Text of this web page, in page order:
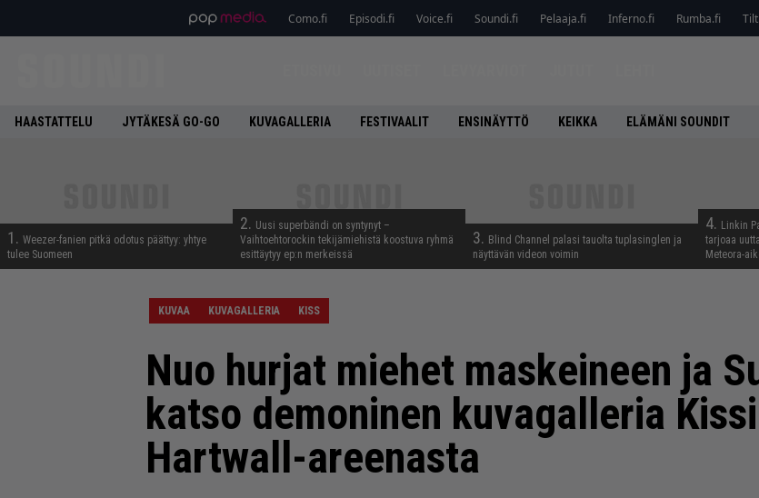
Como.fi Episodi.fi Voice.fi Soundi.fi Pelaaja.fi Inferno.fi Rumba.fi
HAASTATTELU JYTÄKESÄ GO-GO KUVAGALLERIA FESTIVAALIT ENSINÄYTTÖ KEIKKA ELÄMÄNI SOUNDIT
1. Weezer-fanien pitkä odotus päättyy: yhtye
tulee Suomeen
2. Uusi superbändi on syntynyt –
Vaihtoehtorockin tekijämiehistä koostuva ryhmä
esittäytyy ep:n merkeissä
3. Blind Channel palasi tauolta tuplasinglen ja
näyttävän videon voimin
4. Linkin
tarjoaa
Meteora-
KUVAA KUVAGALLERIA KISS
Nuo hurjat miehet maskeineen ja
katso demoninen kuvagalleria
Hartwall-areenasta